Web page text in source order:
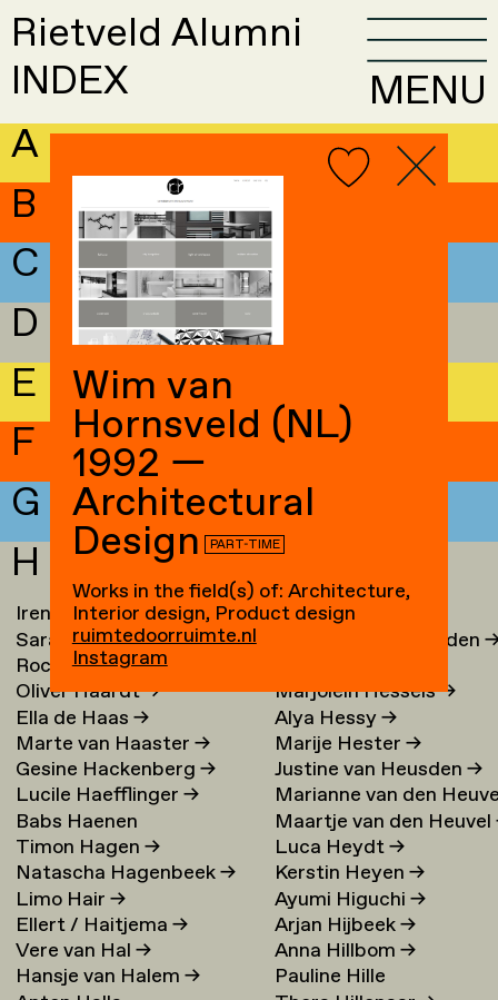
Rietveld Alumni
INDEX
MENU
A
B
C
D
E
F
G
H
Irene Loc Uyen Le Ha→
Sarai de Haan→
Rocco Enzo ter Haar
Oliver Haardt→
Ella de Haas→
Marte van Haaster→
Gesine Hackenberg→
Lucile Haefflinger→
Babs Haenen
Timon Hagen→
Natascha Hagenbeek→
Limo Hair→
Ellert / Haitjema→
Vere van Hal→
Hansje van Halem→
Chaja Hertog
Melle van Herwaarden
Marjolein Hessels→
Alya Hessy→
Marije Hester→
Justine van Heusden→
Marianne van den
→
Maartje van den Heuvel
Luca Heydt→
Kerstin Heyen→
Ayumi Higuchi→
Arjan Hijbeek→
Anna Hillbom→
Pauline Hille
Wim van
Hornsveld (NL)
1992 —
Architectural
Design PART-TIME
Works in the field(s) of: Architecture,
Interior design, Product design
ruimtedoorruimte.nl
Instagram